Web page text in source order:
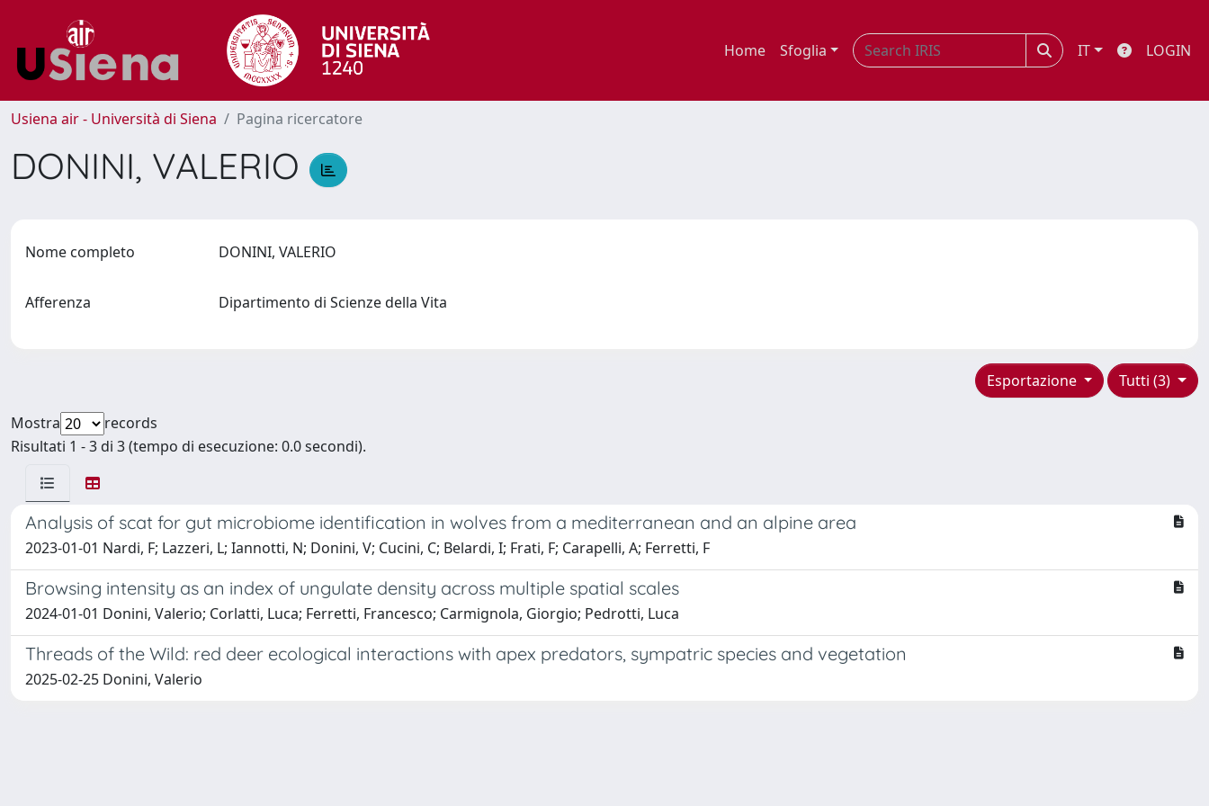
Home Sfoglia IT LOGIN
Usiena air - Università di Siena Pagina ricercatore
DONINI, VALERIO
Nome completo DONINI, VALERIO
Afferenza Dipartimento di Scienze della Vita
Tutti (3)
Esportazione
Mostra
records
Risultati 1 - 3 di 3 (tempo di esecuzione: 0.0 secondi).
Analysis of scat for gut microbiome identification in wolves from a mediterranean and an alpine area
2023-01-01 Nardi, F; Lazzeri, L; Iannotti, N; Donini, V; Cucini, C; Belardi, I; Frati, F; Carapelli, A; Ferretti, F
Browsing intensity as an index of ungulate density across multiple spatial scales
2024-01-01 Donini, Valerio; Corlatti, Luca; Ferretti, Francesco; Carmignola, Giorgio; Pedrotti, Luca
Threads of the Wild: red deer ecological interactions with apex predators, sympatric species and vegetation
2025-02-25 Donini, Valerio